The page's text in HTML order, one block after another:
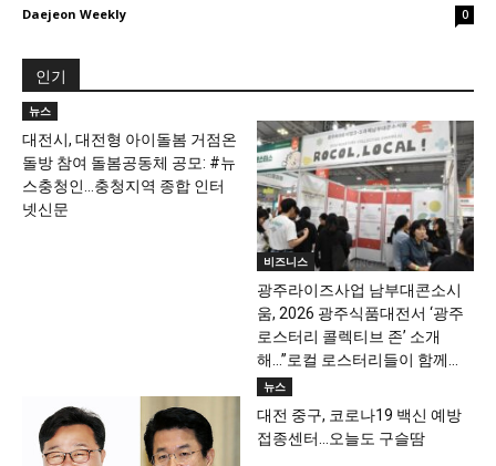
Daejeon Weekly 0
인기
뉴스
대전시, 대전형 아이돌봄 거점온
돌방 참여 돌봄공동체 공모: #뉴
스충청인…충청지역 종합 인터
넷신문
비즈니스
광주라이즈사업 남부대콘소시
움, 2026 광주식품대전서 ‘광주
로스터리 콜렉티브 존’ 소개
해…”로컬 로스터리들이 함께...
뉴스
대전 중구, 코로나19 백신 예방
접종센터…오늘도 구슬땀